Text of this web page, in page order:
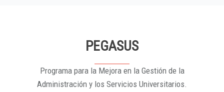
PEGASUS
Programa para la Mejora en la Gestión de la
Administración y los Servicios Universitarios.